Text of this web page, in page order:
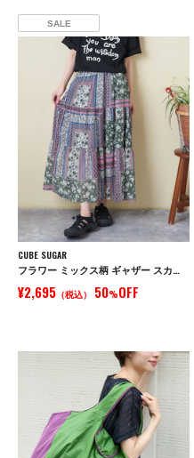
SALE
CUBE SUGAR
フラワー ミックス柄 ギャザー スカート
¥2,695 （税込） 50%OFF